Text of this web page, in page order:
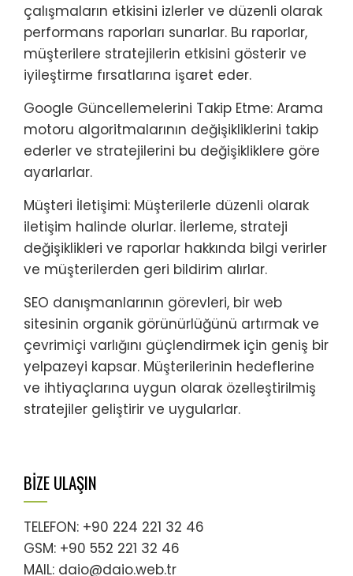
çalışmaların etkisini izlerler ve düzenli olarak
performans raporları sunarlar. Bu raporlar,
müşterilere stratejilerin etkisini gösterir ve
iyileştirme fırsatlarına işaret eder.
Google Güncellemelerini Takip Etme: Arama
motoru algoritmalarının değişikliklerini takip
ederler ve stratejilerini bu değişikliklere göre
ayarlarlar.
Müşteri İletişimi: Müşterilerle düzenli olarak
iletişim halinde olurlar. İlerleme, strateji
değişiklikleri ve raporlar hakkında bilgi verirler
ve müşterilerden geri bildirim alırlar.
SEO danışmanlarının görevleri, bir web
sitesinin organik görünürlüğünü artırmak ve
çevrimiçi varlığını güçlendirmek için geniş bir
yelpazeyi kapsar. Müşterilerinin hedeflerine
ve ihtiyaçlarına uygun olarak özelleştirilmiş
stratejiler geliştirir ve uygularlar.
BİZE ULAŞIN
TELEFON: +90 224 221 32 46
GSM: +90 552 221 32 46
MAIL: daio@daio.web.tr